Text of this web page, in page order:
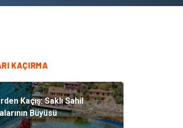
KAÇIRMA
Kaçış: Saklı Sahil
Büyüsü